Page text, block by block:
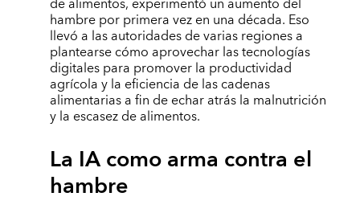
hambre por primera vez en una década. Eso
llevó a las autoridades de varias regiones a
plantearse cómo aprovechar las tecnologías
digitales para promover la productividad
agrícola y la eficiencia de las cadenas
alimentarias a fin de echar atrás la malnutrición
y la escasez de alimentos.
La IA como arma contra el
hambre